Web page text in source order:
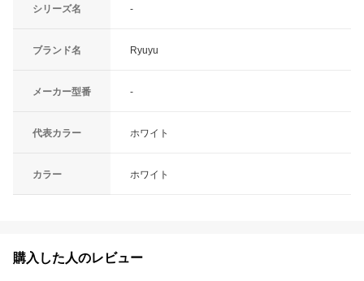
シリーズ名 -
ブランド名 Ryuyu
メーカー型番 -
代表カラー ホワイト
カラー ホワイト
購入した人のレビュー